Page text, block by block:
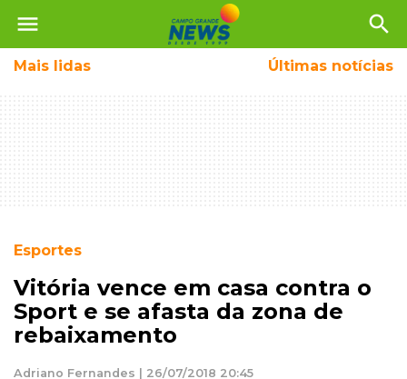
menu search
Mais lidas Últimas notícias
Esportes
Vitória vence em casa contra o
Sport e se afasta da zona de
rebaixamento
Adriano Fernandes | 26/07/2018 20:45